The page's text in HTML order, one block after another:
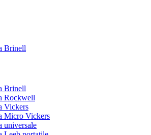
Brinell
Brinell
Rockwell
Vickers
Micro Vickers
universale